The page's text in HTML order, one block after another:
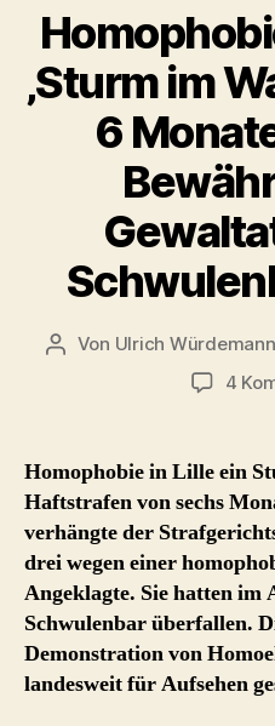
‚Sturm im
6
Beitragsautor
Von Ulrich Würdemann
4
Homophobie in Lille ein
Haftstrafen von sechs
verhängte der
drei wegen einer
Angeklagte. Sie hatten im
Schwulenbar überfallen.
Demonstration von
landesweit für Aufsehen